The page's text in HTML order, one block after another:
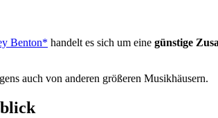
Benton* handelt es sich um eine günstige
auch von anderen größeren Musikhäusern.